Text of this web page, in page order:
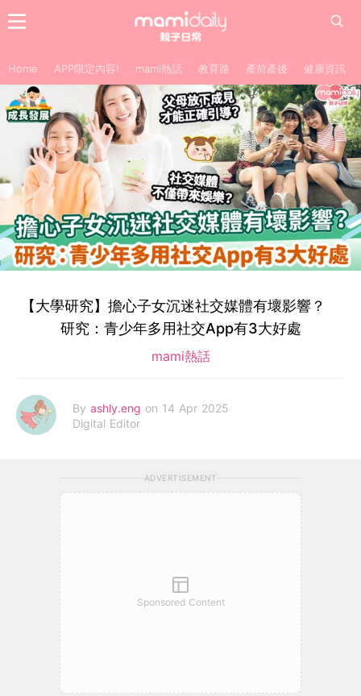
Home APP限定內容! mami熱話 教育路 產前產後 健康資訊
【大學研究】擔心子女沉迷社交媒體有壞影響？
研究：青少年多用社交App有3大好處
mami熱話
By ashly.eng on 14 Apr 2025
Digital Editor
ADVERTISEMENT
Sponsored Content